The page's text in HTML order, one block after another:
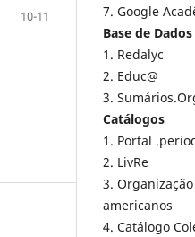
10-11
7. Google
Base de Dados
1. Redalyc
2. Educ@
3.
Catálogos
1. Portal
2. LivRe
3.
americanos
4. Catálogo